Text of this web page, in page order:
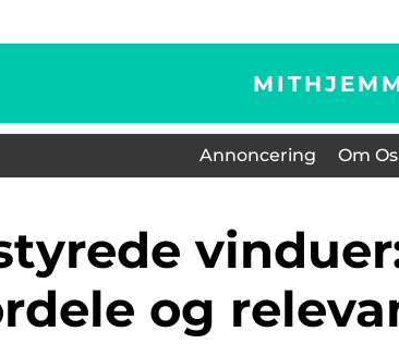
Annoncering Om Os
og